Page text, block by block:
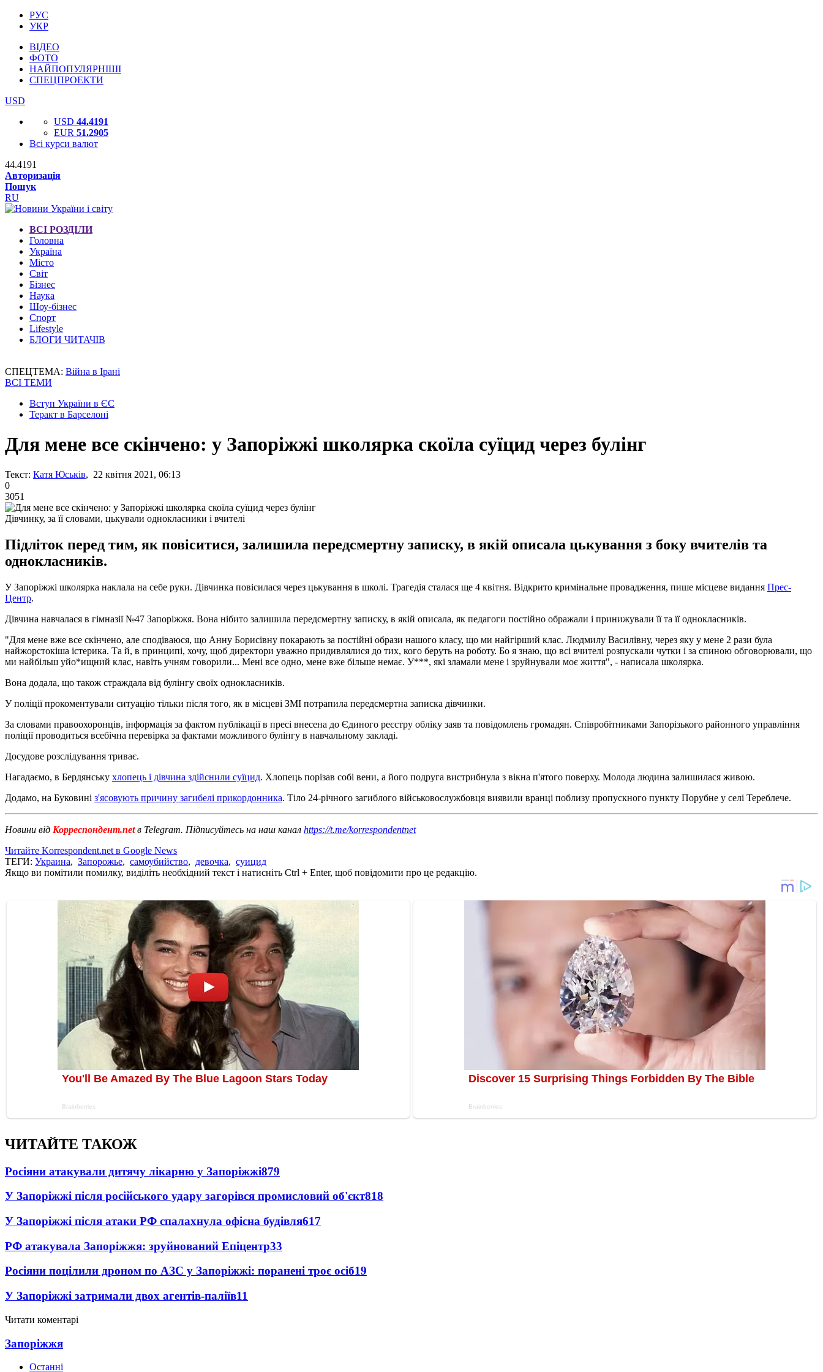
РУС
УКР
ВІДЕО
ФОТО
НАЙПОПУЛЯРНІШІ
СПЕЦПРОЕКТИ
USD
USD 44.4191
EUR 51.2905
Всі курси валют
44.4191
Авторизація
Пошук
RU
ВСІ РОЗДІЛИ
Головна
Україна
Місто
Світ
Бізнес
Наука
Шоу-бізнес
Спорт
Lifestyle
БЛОГИ ЧИТАЧІВ
СПЕЦТЕМА: Війна в Ірані
ВСІ ТЕМИ
Вступ України в ЄС
Теракт в Барселоні
Для мене все скінчено: у Запоріжжі школярка скоїла суїцид через булінг
Текст: Катя Юськів, 22 квітня 2021, 06:13
0
3051
Дівчинку, за її словами, цькували однокласники і вчителі
Підліток перед тим, як повіситися, залишила передсмертну записку, в якій описала цькування з боку вчителів та
однокласників.
У Запоріжжі школярка наклала на себе руки. Дівчинка повісилася через цькування в школі. Трагедія сталася ще 4 квітня. Відкрито кримінальне провадження, пише місцеве видання Прес-
Центр.
Дівчина навчалася в гімназії №47 Запоріжжя. Вона нібито залишила передсмертну записку, в якій описала, як педагоги постійно ображали і принижували її та її однокласників.
"Для мене вже все скінчено, але сподіваюся, що Анну Борисівну покарають за постійні образи нашого класу, що ми найгірший клас. Людмилу Василівну, через яку у мене 2 рази була
найжорстокіша істерика. Та й, в принципі, хочу, щоб директори уважно придивлялися до тих, кого беруть на роботу. Бо я знаю, що всі вчителі розпускали чутки і за спиною обговорювали, що
ми найбільш уйо*ищний клас, навіть учням говорили... Мені все одно, мене вже більше немає. У***, які зламали мене і зруйнували моє життя", - написала школярка.
Вона додала, що також страждала від булінгу своїх однокласників.
У поліції прокоментували ситуацію тільки після того, як в місцеві ЗМІ потрапила передсмертна записка дівчинки.
За словами правоохоронців, інформація за фактом публікації в пресі внесена до Єдиного реєстру обліку заяв та повідомлень громадян. Співробітниками Запорізького районного управління
поліції проводиться всебічна перевірка за фактами можливого булінгу в навчальному закладі.
Досудове розслідування триває.
Нагадаємо, в Бердянську хлопець і дівчина здійснили суїцид. Хлопець порізав собі вени, а його подруга вистрибнула з вікна п'ятого поверху. Молода людина залишилася живою.
Додамо, на Буковині з'ясовують причину загибелі прикордонника. Тіло 24-річного загиблого військовослужбовця виявили вранці поблизу пропускного пункту Порубне у селі Тереблече.
Новини від Корреспондент.netв Telegram. Підписуйтесь на наш канал https://t.me/korrespondentnet
Читайте Korrespondent.net в Google News
ТЕГИ: Украина, Запорожье, самоубийство, девочка, суицид
Якщо ви помітили помилку, виділіть необхідний текст і натисніть Ctrl + Enter, щоб повідомити про це редакцію.
ЧИТАЙТЕ ТАКОЖ
Росіяни атакували дитячу лікарню у Запоріжжі879
У Запоріжжі після російського удару загорівся промисловий об'єкт818
У Запоріжжі після атаки РФ спалахнула офісна будівля617
РФ атакувала Запоріжжя: зруйнований Епіцентр33
Росіяни поцілили дроном по АЗС у Запоріжжі: поранені троє осіб19
У Запоріжжі затримали двох агентів-паліїв11
Читати коментарі
Запоріжжя
Останні